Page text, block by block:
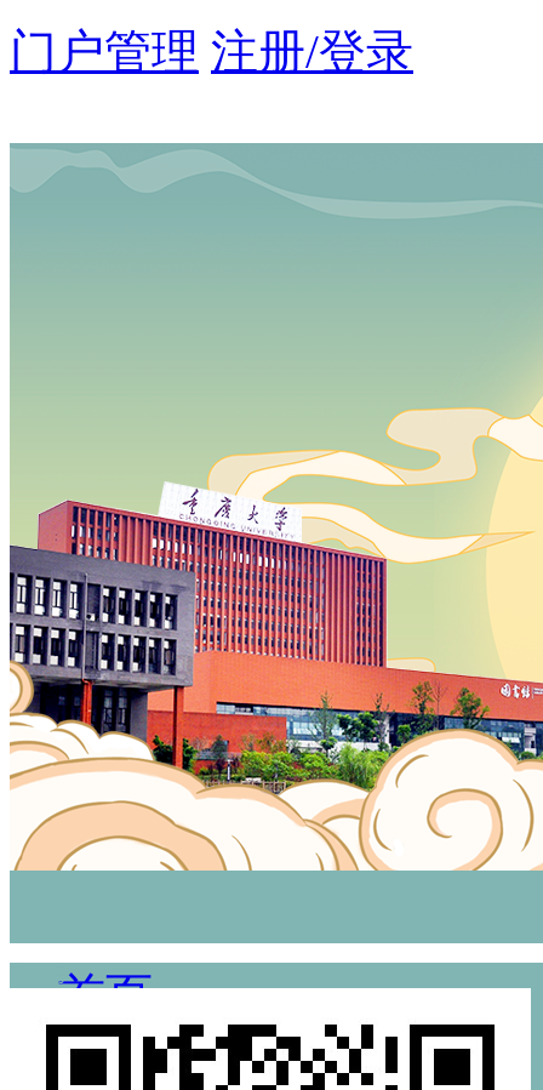
门户管理 注册/登录
首页
资讯动态